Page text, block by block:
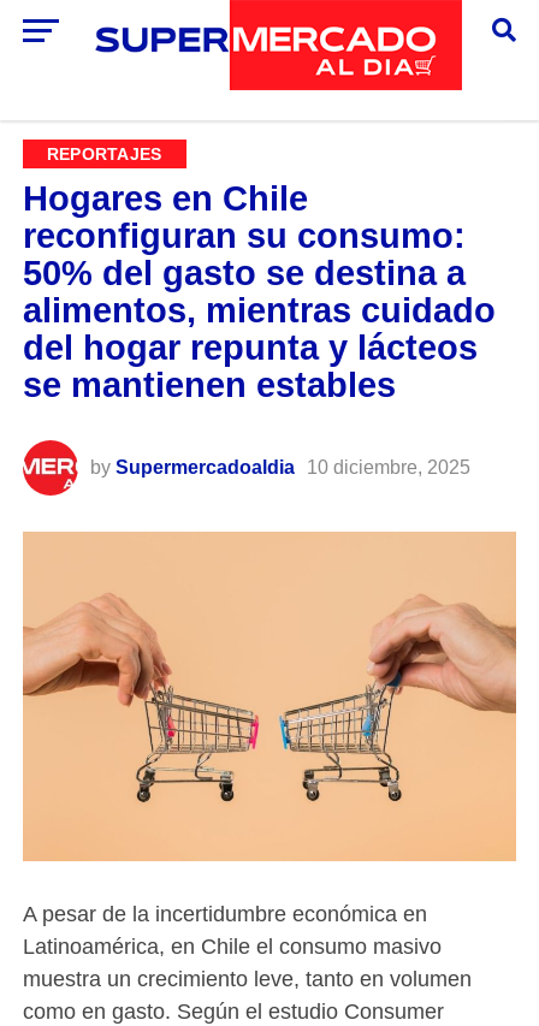
REPORTAJES
Hogares en Chile
reconfiguran su consumo:
50% del gasto se destina a
alimentos, mientras cuidado
del hogar repunta y lácteos
se mantienen estables
by Supermercadoaldia 10 diciembre, 2025
A pesar de la incertidumbre económica en
Latinoamérica, en Chile el consumo masivo
muestra un crecimiento leve, tanto en volumen
como en gasto. Según el estudio Consumer